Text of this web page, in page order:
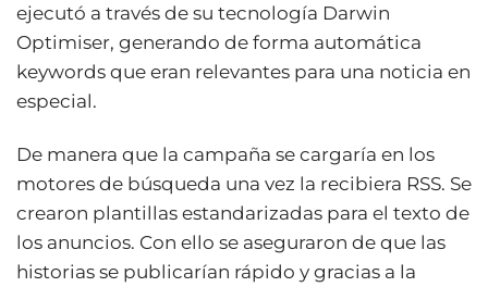
ejecutó a través de su tecnología Darwin
Optimiser, generando de forma automática
keywords que eran relevantes para una noticia en
especial.
De manera que la campaña se cargaría en los
motores de búsqueda una vez la recibiera RSS. Se
crearon plantillas estandarizadas para el texto de
los anuncios. Con ello se aseguraron de que las
historias se publicarían rápido y gracias a la